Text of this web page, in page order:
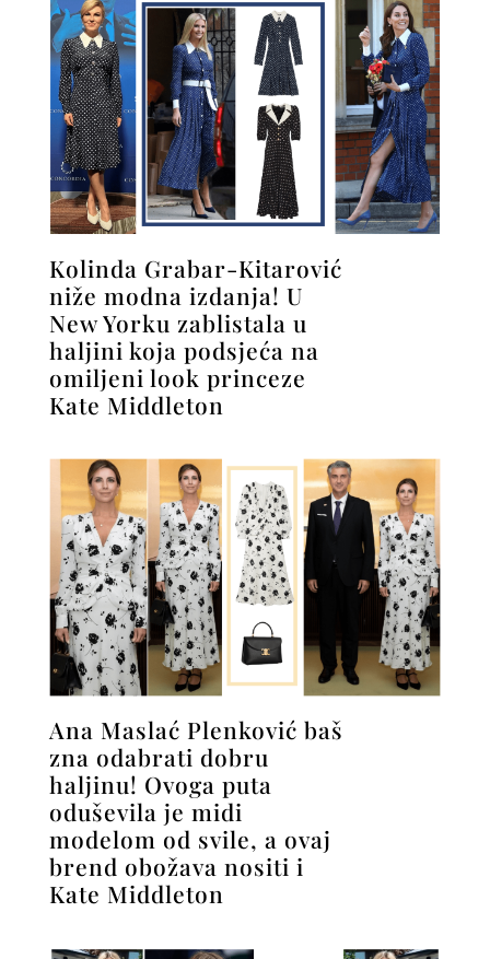
Kolinda Grabar-Kitarović
niže modna izdanja! U
New Yorku zablistala u
haljini koja podsjeća na
omiljeni look princeze
Kate Middleton
Ana Maslać Plenković baš
zna odabrati dobru
haljinu! Ovoga puta
oduševila je midi
modelom od svile, a ovaj
brend obožava nositi i
Kate Middleton